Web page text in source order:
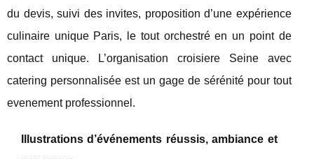
du devis, suivi des invites, proposition d’une expérience
culinaire unique Paris, le tout orchestré en un point de
contact unique. L’organisation croisiere Seine avec
catering personnalisée est un gage de sérénité pour tout
evenement professionnel.
Illustrations d’événements réussis, ambiance et